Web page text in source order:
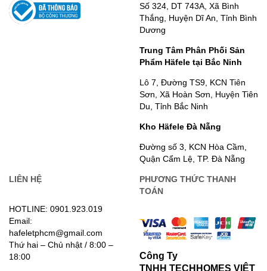
Số 324, DT 743A, Xã Bình
Thắng, Huyện Dĩ An, Tỉnh Bình
Dương
Trung Tâm Phân Phối Sản
Phẩm Häfele tại Bắc Ninh
Lô 7, Đường TS9, KCN Tiên
Sơn, Xã Hoàn Sơn, Huyện Tiên
Du, Tỉnh Bắc Ninh
Kho Häfele Đà Nẵng
Đường số 3, KCN Hòa Cầm,
Quận Cẩm Lệ, TP. Đà Nẵng
LIÊN HỆ
HOTLINE: 0901.923.019
Email:
hafeletphcm@gmail.com
Thứ hai – Chủ nhật / 8:00 –
18:00
PHƯƠNG THỨC THANH
TOÁN
Công Ty
TNHH TECHHOMES VIỆT